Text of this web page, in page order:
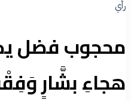
رأي
محجوب فضل
هجاءِ بشَّارٍ